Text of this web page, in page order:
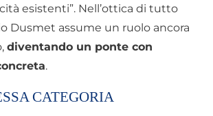
esistenti”. Nell’ottica di tutto
Dusmet assume un ruolo ancora
diventando un ponte con
.
CATEGORIA